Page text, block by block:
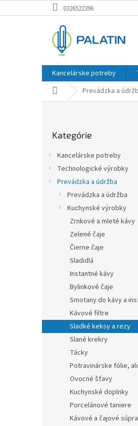
na
0326522396
Kancelárske potreby
DomovPrevádzka a
kategórie
Kategórie
Kancelárske potreby
Technologické výrobky
Prevádzka a údržba
Prevádzka a údržba
Kuchynské výrobky
Zrnkové a mleté kávy
Zelené čaje
Čierne čaje
Sladidlá
Instantné kávy
Bylinkové čaje
Smotany do kávy a
Kávové filtre
Sladké keksy a rezy
Slané krekry
Tácky
Potravinárske fólie,
Ovocné šťavy
Kuchynské doplnky
Porcelánové taniere
Kávové a čajové